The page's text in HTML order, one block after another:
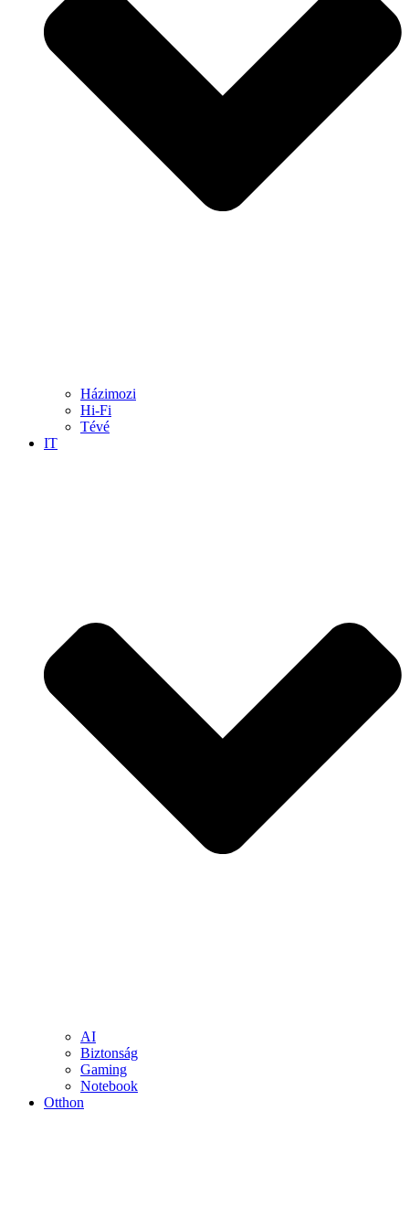
Házimozi
Hi-Fi
Tévé
IT
AI
Biztonság
Gaming
Notebook
Otthon